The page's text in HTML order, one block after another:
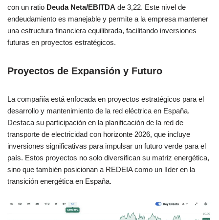
con un ratio Deuda Neta/EBITDA de 3,22. Este nivel de
endeudamiento es manejable y permite a la empresa mantener
una estructura financiera equilibrada, facilitando inversiones
futuras en proyectos estratégicos.
Proyectos de Expansión y Futuro
La compañía está enfocada en proyectos estratégicos para el
desarrollo y mantenimiento de la red eléctrica en España.
Destaca su participación en la planificación de la red de
transporte de electricidad con horizonte 2026, que incluye
inversiones significativas para impulsar un futuro verde para el
país. Estos proyectos no solo diversifican su matriz energética,
sino que también posicionan a REDEIA como un líder en la
transición energética en España.